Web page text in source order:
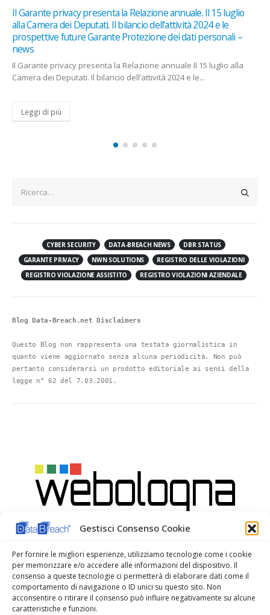
Gestisci Consenso Cookie
Per fornire le migliori esperienze, utilizziamo tecnologie come i cookie
per memorizzare e/o accedere alle informazioni del dispositivo. Il
consenso a queste tecnologie ci permetterà di elaborare dati come il
comportamento di navigazione o ID unici su questo sito. Non
acconsentire o ritirare il consenso può influire negativamente su alcune
caratteristiche e funzioni.
presenta la Relazione annuale. Il 15 luglio
Il bilancio dell’attività 2024 e le
Garante Protezione dei dati personali –
la Relazione annuale Il 15 luglio alla
Il bilancio dell’attività 2024 e le...
CYBER SECURITY DATA-BREACH NEWS
DBR STATUS
GARANTE PRIVACY
NWN SOLUTIONS
REGISTRO DELLE VIOLAZIONI
REGISTRO VIOLAZIONE ASSISTITO
REGISTRO VIOLAZIONI AZIENDALE
Blog Data-Breach.net Disclaimers
Questo Blog non rappresenta una testata giornalistica in
quanto viene aggiornato senza alcuna periodicità. Non può
pertanto considerarsi un prodotto editoriale ai sensi della
legge n° 62 del 7.03.2001.